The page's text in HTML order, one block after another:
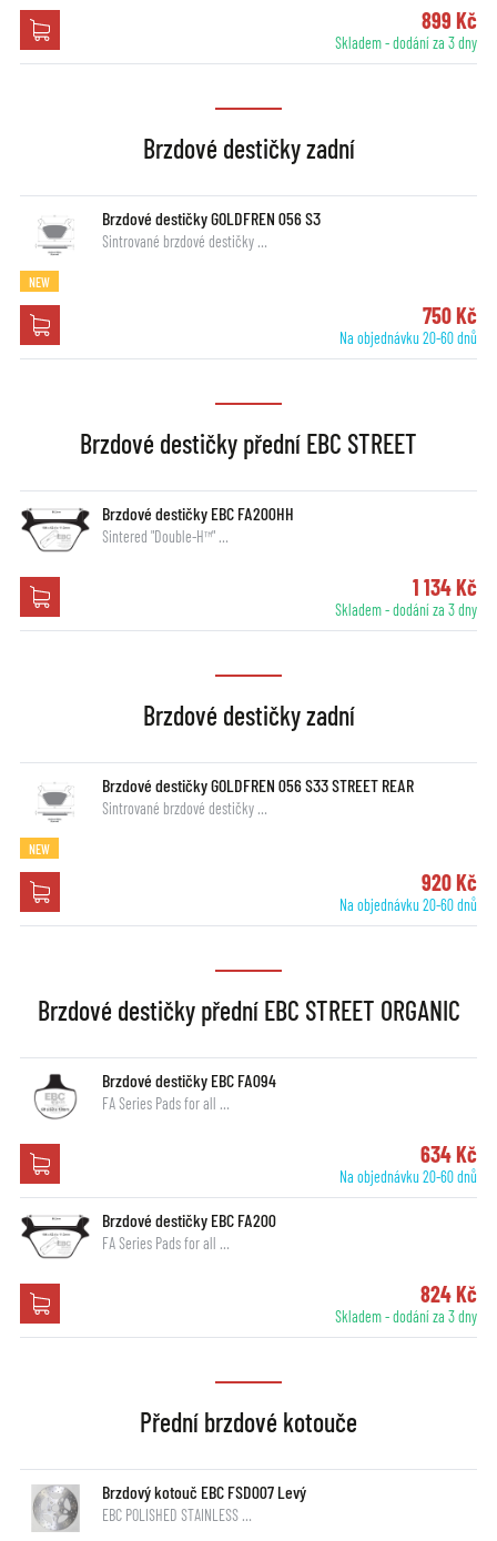
899 Kč
Skladem - dodání za 3 dny
Brzdové destičky zadní
Brzdové destičky GOLDFREN 056 S3
Sintrované brzdové destičky …
NEW
750 Kč
Na objednávku 20-60 dnů
Brzdové destičky přední EBC STREET
Brzdové destičky EBC FA200HH
Sintered "Double-H™" …
1 134 Kč
Skladem - dodání za 3 dny
Brzdové destičky zadní
Brzdové destičky GOLDFREN 056 S33 STREET REAR
Sintrované brzdové destičky …
NEW
920 Kč
Na objednávku 20-60 dnů
Brzdové destičky přední EBC STREET ORGANIC
Brzdové destičky EBC FA094
FA Series Pads for all …
634 Kč
Na objednávku 20-60 dnů
Brzdové destičky EBC FA200
FA Series Pads for all …
824 Kč
Skladem - dodání za 3 dny
Přední brzdové kotouče
Brzdový kotouč EBC FSD007 Levý
EBC POLISHED STAINLESS …